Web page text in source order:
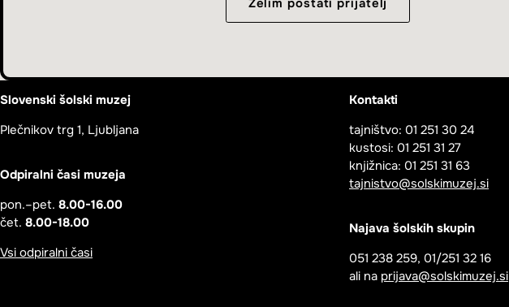
Slovenski šolski muzej
Plečnikov trg 1, Ljubljana
Odpiralni časi muzeja
pon.–pet. 8.00-16.00
čet. 8.00-18.00
Vsi odpiralni časi
Kontakti
tajništvo: 01 251 30 24
kustosi: 01 251 31 27
knjižnica: 01 251 31 63
tajnistvo@solskimuzej.si
Najava šolskih skupin
051 238 259, 01/251 32 16
ali na prijava@solskimuzej.si